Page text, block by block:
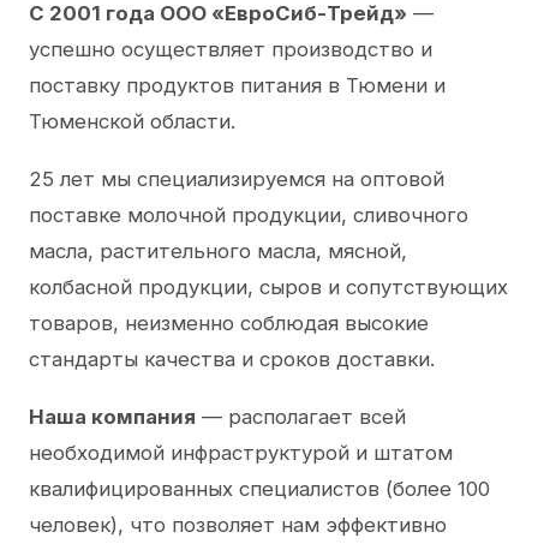
С 2001 года ООО «ЕвроСиб-Трейд» —
успешно осуществляет производство и
поставку продуктов питания в Тюмени и
Тюменской области.
25 лет мы специализируемся на оптовой
поставке молочной продукции, сливочного
масла, растительного масла, мясной,
колбасной продукции, сыров и сопутствующих
товаров, неизменно соблюдая высокие
стандарты качества и сроков доставки.
Наша компания — располагает всей
необходимой инфраструктурой и штатом
квалифицированных специалистов (более 100
человек), что позволяет нам эффективно